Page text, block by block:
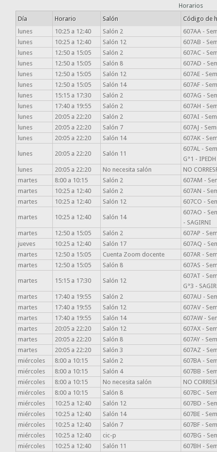
Horarios
Día
Horario Salón
Código de
lunes
10:25 a 12:40 Salón 2
607AA -
lunes
10:25 a 12:40 Salón 12
607AB -
lunes
12:50 a 15:05 Salón 2
607AC -
lunes
12:50 a 15:05 Salón 8
607AD -
lunes
12:50 a 15:05 Salón 12
607AE -
lunes
12:50 a 15:05 Salón 14
607AF -
lunes
15:15 a 17:30 Salón 2
607AG -
lunes
17:40 a 19:55 Salón 2
607AH -
lunes
20:05 a 22:20 Salón 2
607AI -
lunes
20:05 a 22:20 Salón 7
607AJ -
lunes
20:05 a 22:20 Salón 14 607AK -
lunes 20:05 a 22:20 Salón 11
607AL -
G°1 - IPEDH
lunes
20:05 a 22:20 No necesita salón
NO
martes
8:00 a 10:15 Salón 2
607AM -
martes
10:25 a 12:40 Salón 2
607AN -
martes
10:25 a 12:40 Salón 12 607CO -
martes 10:25 a 12:40 Salón 14
607AO -
- SAGIRNI
martes
12:50 a 15:05 Salón 2
607AP -
jueves
10:25 a 12:40 Salón 17
607AQ -
martes
12:50 a 15:05 Cuenta Zoom docente
607AR -
martes
12:50 a 15:05 Salón 8 607AS -
martes 15:15 a 17:30 Salón 12
607AT -
G°3 -
martes
17:40 a 19:55 Salón 2
607AU -
martes
17:40 a 19:55 Salón 12
607AV -
martes
17:40 a 19:55 Salón 14
607AW -
martes
20:05 a 22:20 Salón 12
607AX -
martes
20:05 a 22:20 Salón 8
607AY -
martes
20:05 a 22:20 Salón 3
607AZ -
miércoles
8:00 a 10:15 Salón 2
607BA -
miércoles
8:00 a 10:15 Salón 4
607BB -
miércoles
8:00 a 10:15 No necesita salón
NO
miércoles
8:00 a 10:15 Salón 8
607BC -
miércoles
10:25 a 12:40 Salón 12
607BD -
miércoles
10:25 a 12:40 Salón 14
607BE -
miércoles
10:25 a 12:40 Salón 7
607BF -
miércoles
10:25 a 12:40 cic-p
607BG -
miércoles
10:25 a 12:40 Salón 11
607BH -